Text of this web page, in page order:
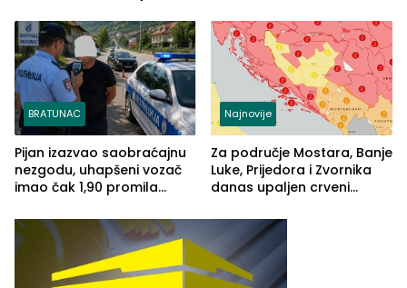
BRATUNAC
Pijan izazvao saobraćajnu
nezgodu, uhapšeni vozač
imao čak 1,90 promila
Najnovije
Za područje Mostara, Banje
Luke, Prijedora i Zvornika
danas upaljen crveni